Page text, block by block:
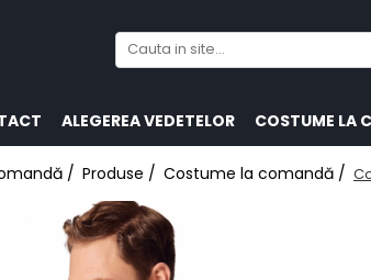
ALEGEREA VEDETELOR COSTUME LA
/ Produse / Costume la comandă /